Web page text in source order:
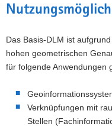
Darstellung
des
DLM,
Ortslage
Dölzig
Das Basis-DLM ist
hohen geometrischen
für folgende Anwendungen
Verknüpfungen mit
Stellen